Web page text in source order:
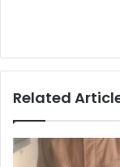
Related